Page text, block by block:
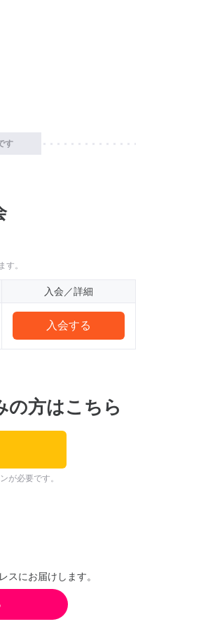
す
す。
入会／詳細
入会する
の方はこちら
が必要です。
スにお届けします。